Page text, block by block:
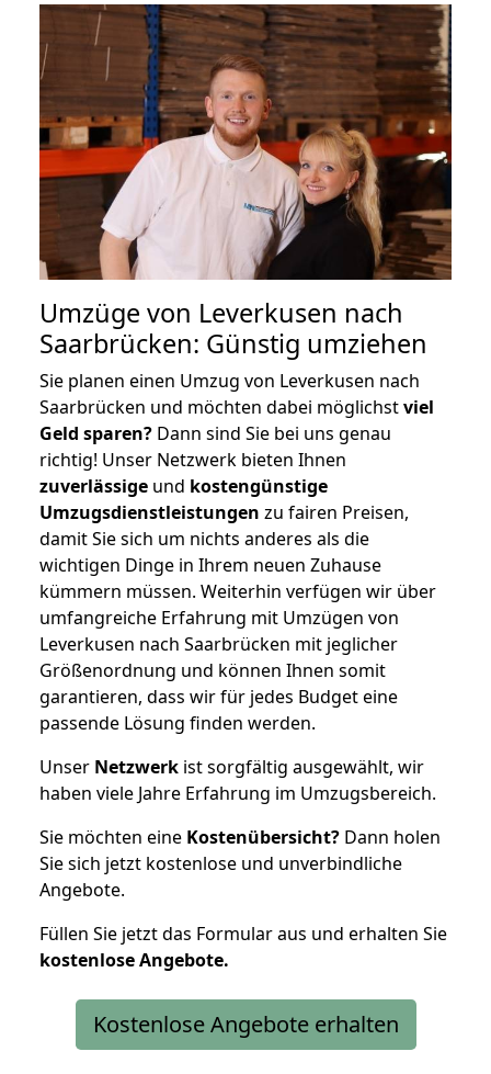
Umzüge von Leverkusen nach
Saarbrücken: Günstig umziehen
Sie planen einen Umzug von Leverkusen nach
Saarbrücken und möchten dabei möglichstviel
Geld sparen? Dann sind Sie bei uns genau
richtig! Unser Netzwerk bieten Ihnen
zuverlässige und kostengünstige
Umzugsdienstleistungen zu fairen Preisen,
damit Sie sich um nichts anderes als die
wichtigen Dinge in Ihrem neuen Zuhause
kümmern müssen. Weiterhin verfügen wir über
umfangreiche Erfahrung mit Umzügen von
Leverkusen nach Saarbrücken mit jeglicher
Größenordnung und können Ihnen somit
garantieren, dass wir für jedes Budget eine
passende Lösung finden werden.
Unser Netzwerk ist sorgfältig ausgewählt, wir
haben viele Jahre Erfahrung im Umzugsbereich.
Sie möchten eine Kostenübersicht? Dann holen
Sie sich jetzt kostenlose und unverbindliche
Angebote.
Füllen Sie jetzt das Formular aus und erhalten Sie
kostenloseAngebote.
Kostenlose Angebote erhalten